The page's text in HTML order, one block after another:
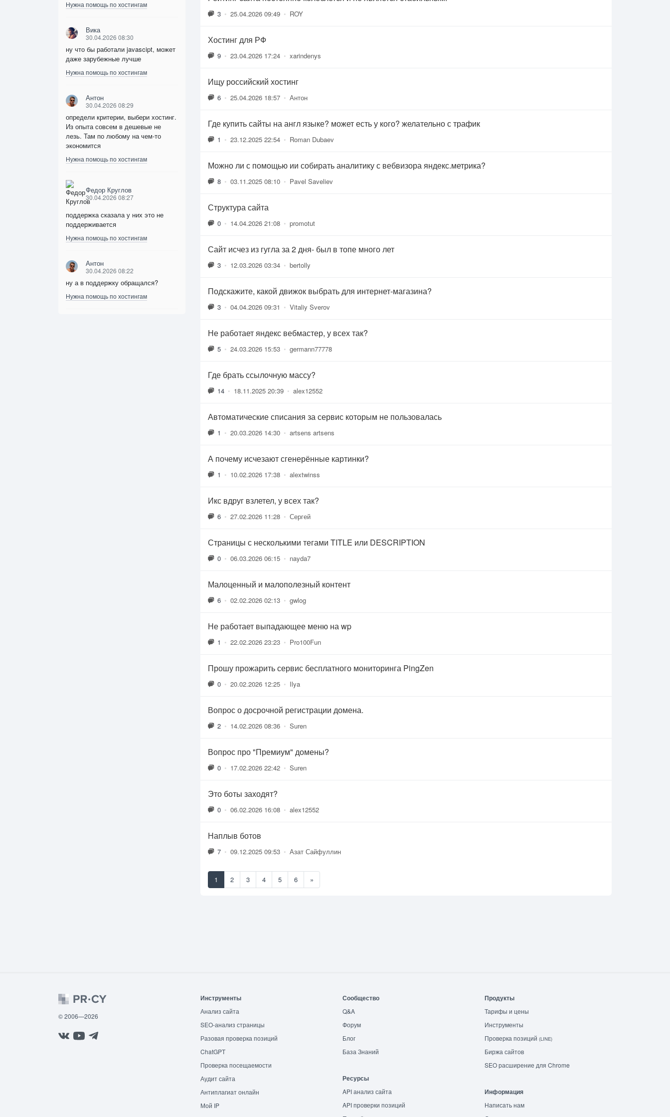
Нужна помощь по хостингам
Вика
30.04.2026 08:30
ну что бы работали javascipt, может
даже зарубежные лучше
Нужна помощь по хостингам
Антон
30.04.2026 08:29
определи критерии, выбери хостинг.
Из опыта совсем в дешевые не
лезь. Там по любому на чем-то
экономится
Нужна помощь по хостингам
Федор Круглов
30.04.2026 08:27
поддержка сказала у них это не
поддерживается
Нужна помощь по хостингам
Антон
30.04.2026 08:22
ну а в поддержку обращался?
Нужна помощь по хостингам
3 • 25.04.2026 09:49 • ROY
Хостинг для РФ
9 • 23.04.2026 17:24 • xarindenys
Ищу российский хостинг
6 • 25.04.2026 18:57 • Антон
Где купить сайты на англ языке? может есть у кого? желательно с трафик
1 • 23.12.2025 22:54 • Roman Dubaev
Можно ли с помощью ии собирать аналитику с вебвизора яндекс.метрика?
8 • 03.11.2025 08:10 • Pavel Saveliev
Структура сайта
0 • 14.04.2026 21:08 • promotut
Сайт исчез из гугла за 2 дня- был в топе много лет
3 • 12.03.2026 03:34 • bertolly
Подскажите, какой движок выбрать для интернет-магазина?
3 • 04.04.2026 09:31 • Vitaliy Sverov
Не работает яндекс вебмастер, у всех так?
5 • 24.03.2026 15:53 • germann77778
Где брать ссылочную массу?
14 • 18.11.2025 20:39 • alex12552
Автоматические списания за сервис которым не пользовалась
1 • 20.03.2026 14:30 • artsens artsens
А почему исчезают сгенерённые картинки?
1 • 10.02.2026 17:38 • alextwinss
Икс вдруг взлетел, у всех так?
6 • 27.02.2026 11:28 • Сергей
Страницы с несколькими тегами TITLE или DESCRIPTION
0 • 06.03.2026 06:15 • nayda7
Малоценный и малополезный контент
6 • 02.02.2026 02:13 • gwlog
Не работает выпадающее меню на wp
1 • 22.02.2026 23:23 • Pro100Fun
Прошу прожарить сервис бесплатного мониторинга PingZen
0 • 20.02.2026 12:25 • Ilya
Вопрос о досрочной регистрации домена.
2 • 14.02.2026 08:36 • Suren
Вопрос про "Премиум" домены?
0 • 17.02.2026 22:42 • Suren
Это боты заходят?
0 • 06.02.2026 16:08 • alex12552
Наплыв ботов
7 • 09.12.2025 09:53 • Азат Сайфуллин
1 2 3 4 5 6 »
© 2006—2026
Инструменты
Анализ сайта
SEO-анализ страницы
Разовая проверка позиций
ChatGPT
Проверка посещаемости
Аудит сайта
Антиплагиат онлайн
Мой IP
Сообщество
Q&A
Форум
Блог
База Знаний
Ресурсы
API анализ сайта
API проверки позиций
Продукты
Тарифы и цены
Инструменты
Проверка позиций (LINE)
Биржа сайтов
SEO расширение для Chrome
Информация
Написать нам